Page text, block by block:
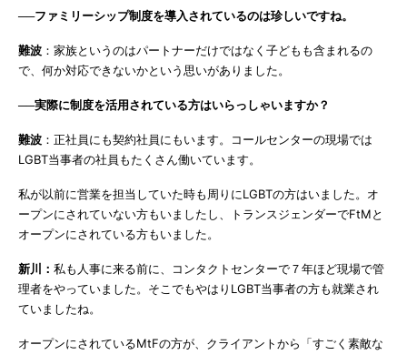
──ファミリーシップ制度を導入されているのは珍しいですね。
難波 ：家族というのはパートナーだけではなく子どもも含まれるの
で、何か対応できないかという思いがありました。
──実際に制度を活用されている方はいらっしゃいますか？
難波 ：正社員にも契約社員にもいます。コールセンターの現場では
LGBT当事者の社員もたくさん働いています。
私が以前に営業を担当していた時も周りにLGBTの方はいました。オ
ープンにされていない方もいましたし、トランスジェンダーでFtMと
オープンにされている方もいました。
新川： 私も人事に来る前に、コンタクトセンターで７年ほど現場で管
理者をやっていました。そこでもやはりLGBT当事者の方も就業され
ていましたね。
オープンにされているMtFの方が、クライアントから「すごく素敵な